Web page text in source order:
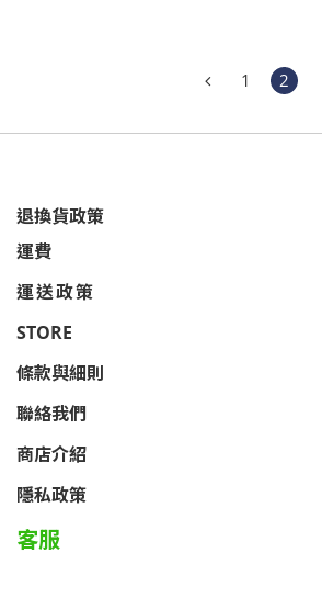
1 2
退換貨政策
運費
運送政策
STORE
條款與細則
聯絡我們
商店介紹
隱私政策
客服